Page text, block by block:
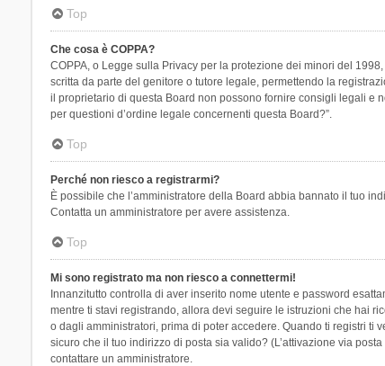
Top
Che cosa è COPPA?
COPPA, o Legge sulla Privacy per la protezione dei minori del
scritta da parte del genitore o tutore legale, permettendo la
il proprietario di questa Board non possono fornire consigli legali e
per questioni d’ordine legale concernenti questa Board?”.
Top
Perché non riesco a registrarmi?
È possibile che l’amministratore della Board abbia bannato il tuo
Contatta un amministratore per avere assistenza.
Top
Mi sono registrato ma non riesco a connettermi!
Innanzitutto controlla di aver inserito nome utente e password
mentre ti stavi registrando, allora devi seguire le istruzioni che hai
o dagli amministratori, prima di poter accedere. Quando ti registri ti
sicuro che il tuo indirizzo di posta sia valido? (L’attivazione via
contattare un amministratore.